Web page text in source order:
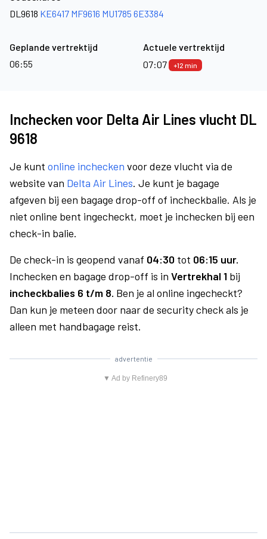
DL9618 KE6417 MF9616 MU1785 6E3384
Geplande vertrektijd
06:55
Actuele vertrektijd
07:07
+12 min
Inchecken voor Delta Air Lines vlucht DL
9618
Je kunt online inchecken voor deze vlucht via de
website van Delta Air Lines. Je kunt je bagage
afgeven bij een bagage drop-off of incheckbalie. Als je
niet online bent ingecheckt, moet je inchecken bij een
check-in balie.
De check-in is geopend vanaf 04:30 tot 06:15 uur.
Inchecken en bagage drop-off is in Vertrekhal 1 bij
incheckbalies 6 t/m 8. Ben je al online ingecheckt?
Dan kun je meteen door naar de security check als je
alleen met handbagage reist.
advertentie
▼ Ad by Refinery89